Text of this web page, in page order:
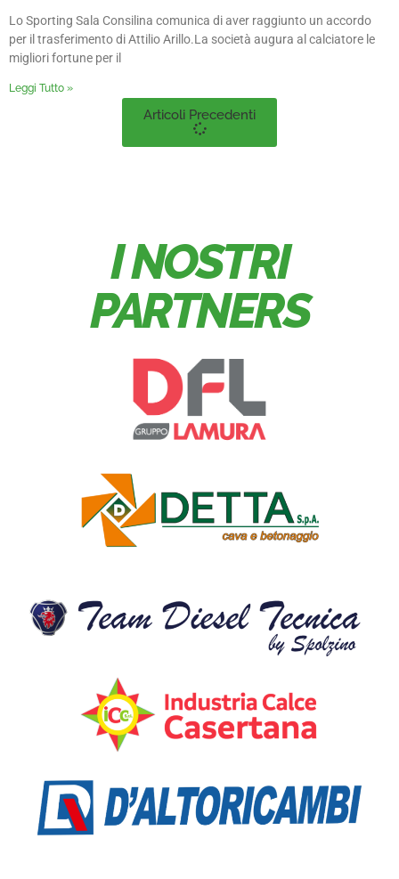
Lo Sporting Sala Consilina comunica di aver raggiunto un accordo
per il trasferimento di Attilio Arillo.La società augura al calciatore le
migliori fortune per il
Leggi Tutto »
Articoli Precedenti
I NOSTRI
PARTNERS